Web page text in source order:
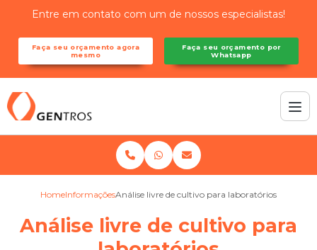
Entre em contato com um de nossos especialistas!
Faça seu orçamento agora
mesmo
Faça seu orçamento por
Whatsapp
HomeInformaçõesAnálise livre de cultivo para laboratórios
Análise livre de cultivo para